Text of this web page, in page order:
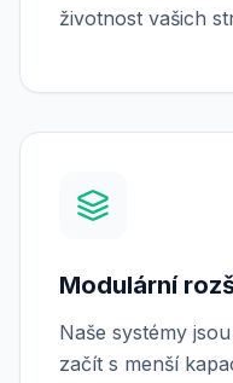
životnost vašich
Modulární
Naše systémy
začít s menší